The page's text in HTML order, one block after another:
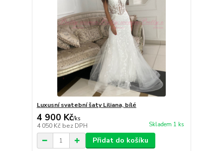
Luxusní svatební šaty Liliana, bílé
4 900 Kč/ks
4 050 Kč bez DPH Skladem 1 ks
Přidat do košíku